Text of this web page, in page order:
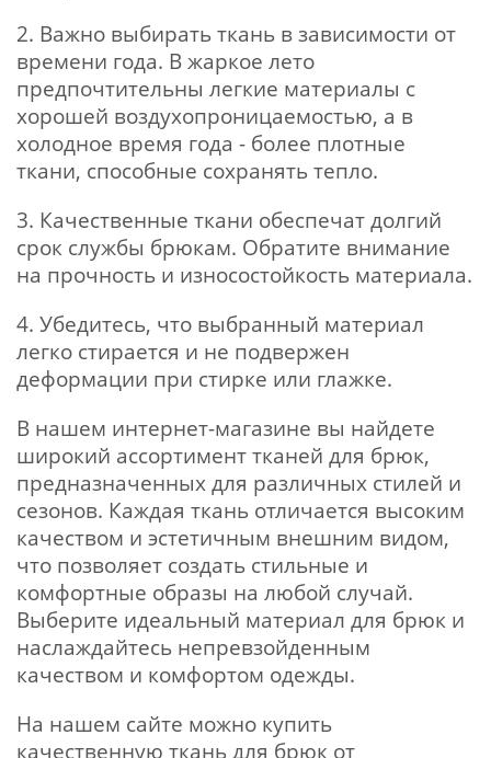
2. Важно выбирать ткань в зависимости от
времени года. В жаркое лето
предпочтительны легкие материалы с
хорошей воздухопроницаемостью, а в
холодное время года - более плотные
ткани, способные сохранять тепло.
3. Качественные ткани обеспечат долгий
срок службы брюкам. Обратите внимание
на прочность и износостойкость материала.
4. Убедитесь, что выбранный материал
легко стирается и не подвержен
деформации при стирке или глажке.
В нашем интернет-магазине вы найдете
широкий ассортимент тканей для брюк,
предназначенных для различных стилей и
сезонов. Каждая ткань отличается высоким
качеством и эстетичным внешним видом,
что позволяет создать стильные и
комфортные образы на любой случай.
Выберите идеальный материал для брюк и
наслаждайтесь непревзойденным
качеством и комфортом одежды.
На нашем сайте можно купить
качественную ткань для брюк от